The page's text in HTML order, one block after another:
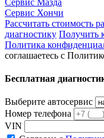
Сервис Мазда
Сервис Хончи
Рассчитать стоимость
диагностику Получить
Политика
соглашаетесь с
Бесплатная
Выберите автосервис
Номер телефона
VIN